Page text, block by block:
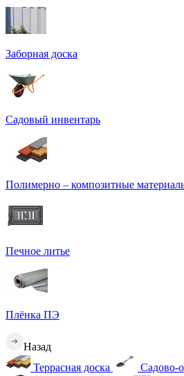
Заборная доска
Садовый инвентарь
Полимерно – композитные
Печное литье
Плёнка ПЭ
Назад
Террасная доска
Садово-